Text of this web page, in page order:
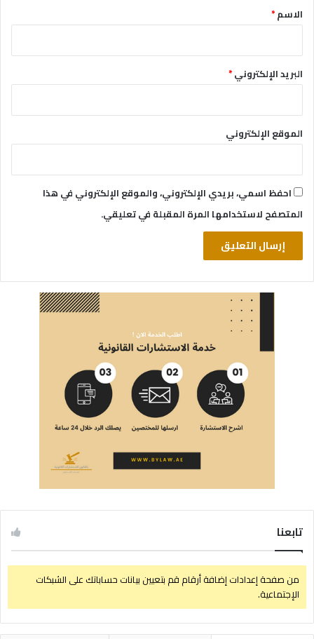
*الاسم*
البريد الإلكتروني*
الموقع الإلكتروني
احفظ اسمي، بريدي الإلكتروني، والموقع الإلكتروني في هذا
المتصفح لاستخدامها المرة المقبلة في تعليقي.
تابعنا
من صفحة إعدادات إضافة أرقام قم بتعيين بيانات حساباتك على الشبكات
الإجتماعية.